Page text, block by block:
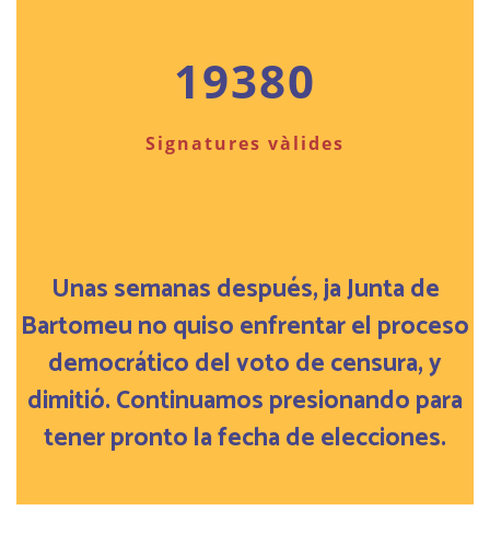
19380
Signatures vàlides
Unas semanas después, ja Junta de
Bartomeu no quiso enfrentar el proceso
democrático del voto de censura, y
dimitió. Continuamos presionando para
tener pronto la fecha de elecciones.